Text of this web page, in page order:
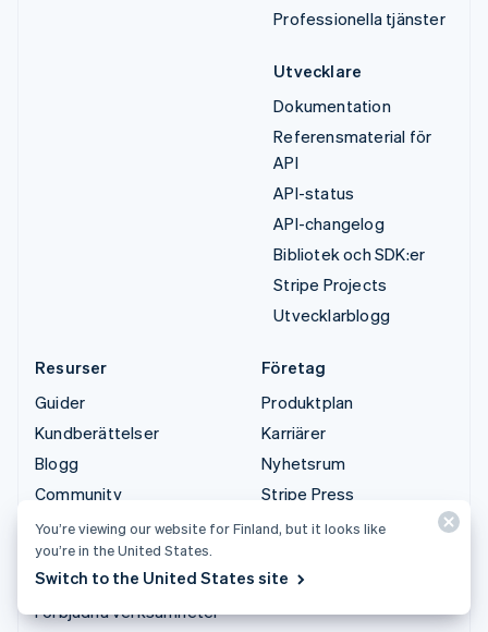
Professionella tjänster
Utvecklare
Dokumentation
Referensmaterial för
API
API-status
API-changelog
Bibliotek och SDK:er
Stripe Projects
Utvecklarblogg
Resurser
Guider
Kundberättelser
Blogg
Community
Sessions årliga
konferens
Sekretess och villkor
Förbjudna verksamheter
Företag
Produktplan
Karriärer
Nyhetsrum
Stripe Press
Kontakta säljteamet
You’re viewing our website for Finland, but it looks like
you’re in the United States.
Switch to the United States site